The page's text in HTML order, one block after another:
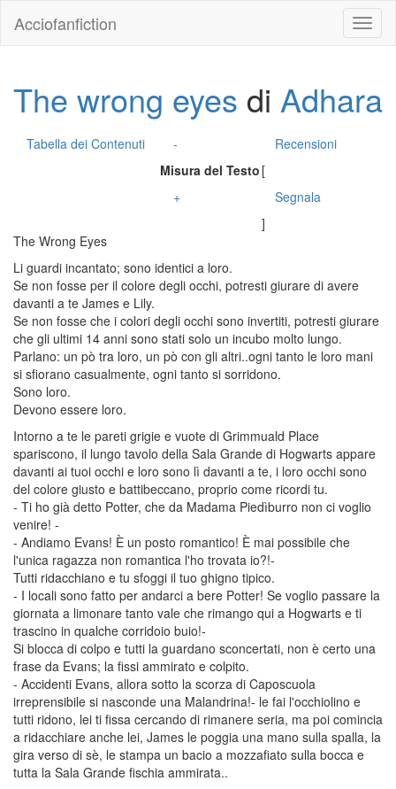
Acciofanfiction
The wrong eyes di Adhara
Tabella dei Contenuti
-
Misura del Testo
+
Recensioni
[
Segnala
]
The Wrong Eyes
Li guardi incantato; sono identici a loro.
Se non fosse per il colore degli occhi, potresti giurare di avere
davanti a te James e Lily.
Se non fosse che i colori degli occhi sono invertiti, potresti giurare
che gli ultimi 14 anni sono stati solo un incubo molto lungo.
Parlano: un pò tra loro, un pò con gli altri..ogni tanto le loro mani
si sfiorano casualmente, ogni tanto si sorridono.
Sono loro.
Devono essere loro.
Intorno a te le pareti grigie e vuote di Grimmuald Place
spariscono, il lungo tavolo della Sala Grande di Hogwarts appare
davanti ai tuoi occhi e loro sono lì davanti a te, i loro occhi sono
del colore giusto e battibeccano, proprio come ricordi tu.
- Ti ho già detto Potter, che da Madama Piedìburro non ci voglio
venire! -
- Andiamo Evans! È un posto romantico! È mai possibile che
l'unica ragazza non romantica l'ho trovata io?!-
Tutti ridacchiano e tu sfoggi il tuo ghigno tipico.
- I locali sono fatto per andarci a bere Potter! Se voglio passare la
giornata a limonare tanto vale che rimango qui a Hogwarts e ti
trascino in qualche corridoio buio!-
Si blocca di colpo e tutti la guardano sconcertati, non è certo una
frase da Evans; la fissi ammirato e colpito.
- Accidenti Evans, allora sotto la scorza di Caposcuola
irreprensibile si nasconde una Malandrina!- le fai l'occhiolino e
tutti ridono, lei ti fissa cercando di rimanere seria, ma poi comincia
a ridacchiare anche lei, James le poggia una mano sulla spalla, la
gira verso di sè, le stampa un bacio a mozzafiato sulla bocca e
tutta la Sala Grande fischia ammirata..